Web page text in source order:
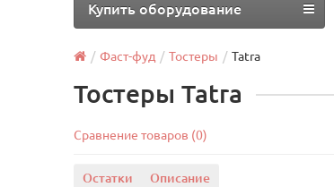
Купить оборудование
Фаст-фуд Тостеры Tatra
Тостеры Tatra
Сравнение товаров (0)
Остатки Описание